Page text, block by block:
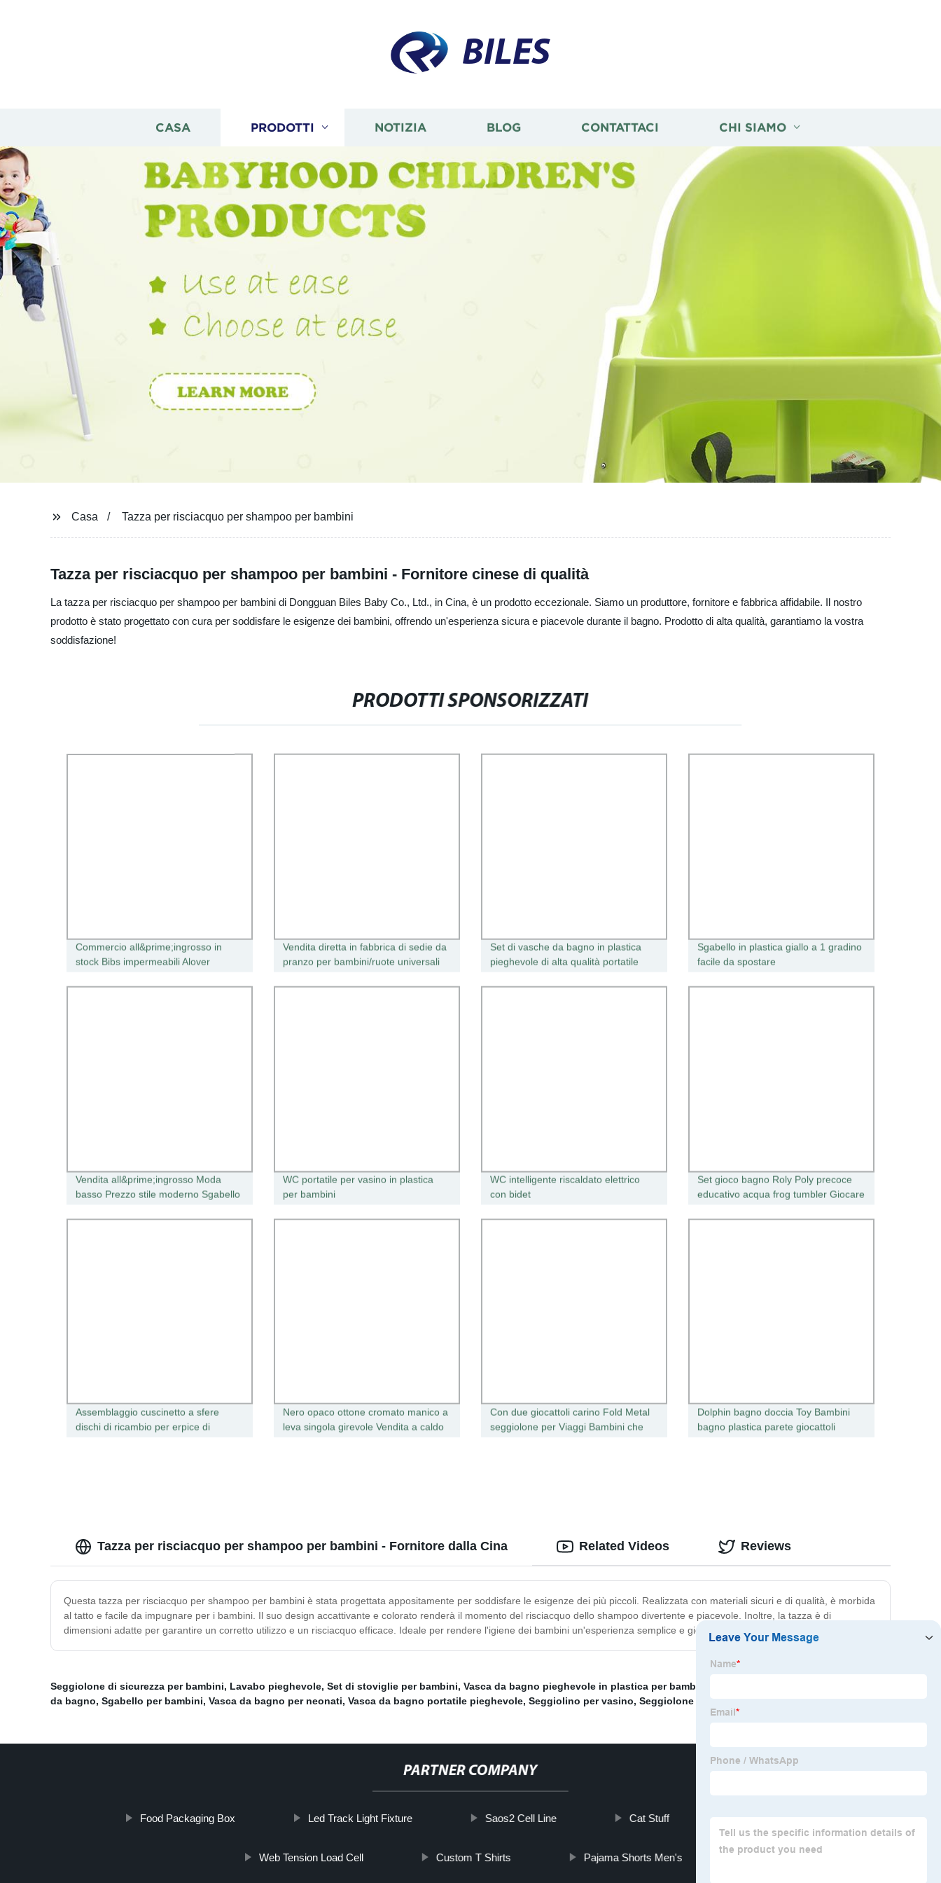
BILES
CASA PRODOTTI NOTIZIA BLOG CONTATTACI CHI SIAMO
Casa Tazza per risciacquo per shampoo per bambini
Tazza per risciacquo per shampoo per bambini - Fornitore cinese di qualità
La tazza per risciacquo per shampoo per bambini di Dongguan Biles Baby Co., Ltd., in Cina, è un prodotto eccezionale. Siamo un produttore, fornitore e fabbrica affidabile. Il nostro
prodotto è stato progettato con cura per soddisfare le esigenze dei bambini, offrendo un'esperienza sicura e piacevole durante il bagno. Prodotto di alta qualità, garantiamo la vostra
soddisfazione!
PRODOTTI SPONSORIZZATI
Commercio all&prime;ingrosso in
stock Bibs impermeabili Alover
Vendita diretta in fabbrica di sedie da
pranzo per bambini/ruote universali
Cestini/Baby Dining Chairs pieghevoli
Set di vasche da bagno in plastica
pieghevole di alta qualità portatile
Sgabello in plastica giallo a 1 gradino
facile da spostare
Vendita all&prime;ingrosso Moda
basso Prezzo stile moderno Sgabello
Sgabello per bambini
WC portatile per vasino in plastica
per bambini
WC intelligente riscaldato elettrico
con bidet
Set gioco bagno Roly Poly precoce
educativo acqua frog tumbler Giocare
Assemblaggio cuscinetto a sfere
dischi di ricambio per erpice di
Nero opaco ottone cromato manico a
leva singola girevole Vendita a caldo
Con due giocattoli carino Fold Metal
seggiolone per Viaggi Bambini che
Dolphin bagno doccia Toy Bambini
bagno plastica parete giocattoli
Tazza per risciacquo per shampoo per bambini - Fornitore dalla Cina
Questa tazza per risciacquo per shampoo per bambini è stata progettata appositamente per soddisfare le esigenze dei più piccoli. Realizzata con materiali sicuri e di qualità, è morbida
al tatto e facile da impugnare per i bambini. Il suo design accattivante e colorato renderà il momento del risciacquo dello shampoo divertente e piacevole. Inoltre, la tazza è di
dimensioni adatte per garantire un corretto utilizzo e un risciacquo efficace. Ideale per rendere l'igiene dei bambini un'esperienza semplice e gioiosa!
Related Videos Reviews
Seggiolone di sicurezza per bambini, Lavabo pieghevole, Set di stoviglie per bambini, Vasca da bagno pieghevole in plastica per bambini
da bagno, Sgabello per bambini, Vasca da bagno per neonati, Vasca da bagno portatile pieghevole, Seggiolino per vasino, Seggiolone da viaggio per l'allattamento
PARTNER COMPANY
Food Packaging Box Led Track Light Fixture Saos2 Cell Line Cat Stuff
Web Tension Load Cell Custom T Shirts Pajama Shorts Men's